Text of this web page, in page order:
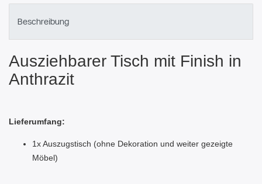
Beschreibung
Ausziehbarer Tisch mit Finish in
Anthrazit
Lieferumfang:
1x Auszugstisch (ohne Dekoration und weiter gezeigte
Möbel)